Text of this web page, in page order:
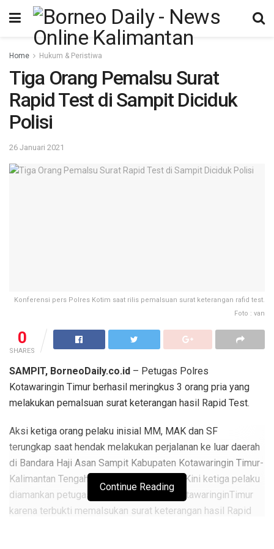
Home Hukum & Peristiwa
Tiga Orang Pemalsu Surat
Rapid Test di Sampit Diciduk
Polisi
26 Januari 2021
Konferensi pers Polres Kotim saat rilis pemalsuan surat keterangan rafid test.
Foto : van
0
SHARES
SAMPIT, BorneoDaily.co.id – Petugas Polres
Kotawaringin Timur berhasil meringkus 3 orang pria yang
melakukan pemalsuan surat keterangan hasil Rapid Test.
Aksi ketiga orang pelaku inisial MM, MAK dan SF
terungkap saat hendak melakukan perjalanan ke luar daerah
di Bandara Haji Asan Sampit Kabupaten Kotawaringin Timur-
Kalimantan Tengah, Minggu (24/1/2021). Kini ketiga pelaku
diamankan petugas Satreskrim Polres KotawaringinTimur
karena terbukti memalsukan surat keterangan hasil Rapid
Continue Reading